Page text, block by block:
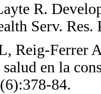
R.
Serv.
Reig-Ferrer
en la
84.